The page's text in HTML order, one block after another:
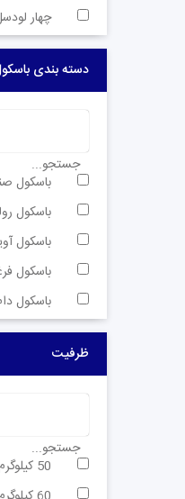
- باسکول‌
همانطور که
بدنه
این نوع
استفاده از
عنوان بخشی
چهار
دسته بندی
جستجو...
باسکول
باسکول
باسکول
باسکول
باسکول
ظرفیت
جستجو...
50 کیلوگرم